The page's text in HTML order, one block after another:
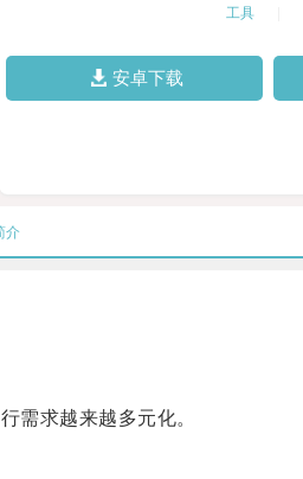
工具
安卓下载
介
求越来越多元化。